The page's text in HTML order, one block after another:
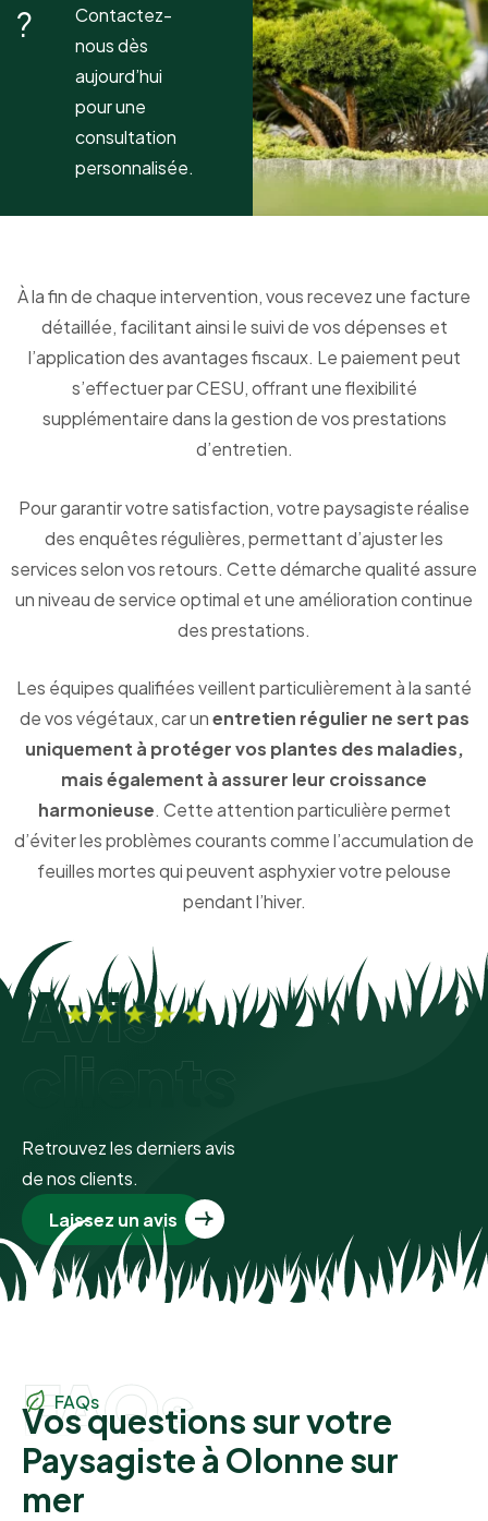
?
Contactez-
nous dès
aujourd’hui
pour une
consultation
personnalisée.
À la fin de chaque intervention, vous recevez une facture
détaillée, facilitant ainsi le suivi de vos dépenses et
l’application des avantages fiscaux. Le paiement peut
s’effectuer par CESU, offrant une flexibilité
supplémentaire dans la gestion de vos prestations
d’entretien.
Pour garantir votre satisfaction, votre paysagiste réalise
des enquêtes régulières, permettant d’ajuster les
services selon vos retours. Cette démarche qualité assure
un niveau de service optimal et une amélioration continue
des prestations.
Les équipes qualifiées veillent particulièrement à la santé
de vos végétaux, car unentretien régulier ne sert pas
uniquement à protéger vos plantes des maladies,
mais également à assurer leur croissance
harmonieuse. Cette attention particulière permet
d’éviter les problèmes courants comme l’accumulation de
feuilles mortes qui peuvent asphyxier votre pelouse
pendant l’hiver.
Avis
Retrouvez les derniers avis
de nos clients.
Laissez un avis
FAQs
FAQs
Vos questions sur votre
Paysagiste à Olonne sur
mer